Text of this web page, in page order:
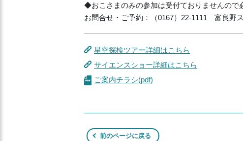
◆おこさまのみの参加は受付ておりませんので
お問合せ・ご予約：（0167）22-1111 富良野
星空探検ツアー詳細はこちら
サイエンスショー詳細はこちら
ご案内チラシ(pdf)
前のページに戻る